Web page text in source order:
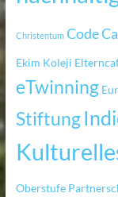
Christentum Code
Ekim Koleji
eTwinning
Stiftung
Oberstufe